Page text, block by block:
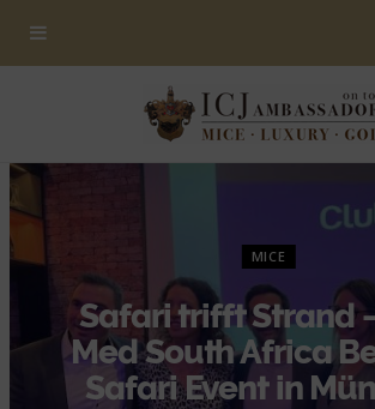
MICE
Safari trifft Strand
Med South Africa
Safari Event in